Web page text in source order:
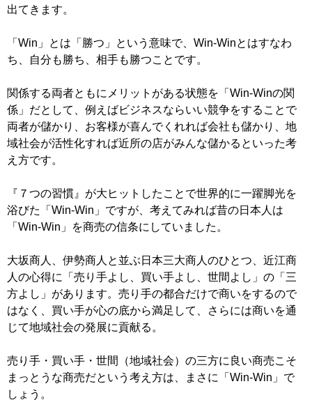
出てきます。
「Win」とは「勝つ」という意味で、Win-Winとはすなわ
ち、自分も勝ち、相手も勝つことです。
関係する両者ともにメリットがある状態を「Win-Winの関
係」だとして、例えばビジネスならいい競争をすることで
両者が儲かり、お客様が喜んでくれれば会社も儲かり、地
域社会が活性化すれば近所の店がみんな儲かるといった考
え方です。
『７つの習慣』が大ヒットしたことで世界的に一躍脚光を
浴びた「Win-Win」ですが、考えてみれば昔の日本人は
「Win-Win」を商売の信条にしていました。
大坂商人、伊勢商人と並ぶ日本三大商人のひとつ、近江商
人の心得に「売り手よし、買い手よし、世間よし」の「三
方よし」があります。売り手の都合だけで商いをするので
はなく、買い手が心の底から満足して、さらには商いを通
じて地域社会の発展に貢献る。
売り手・買い手・世間（地域社会）の三方に良い商売こそ
まっとうな商売だという考え方は、まさに「Win-Win」で
しょう。